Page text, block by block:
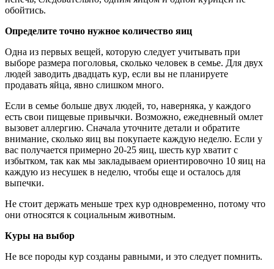
обойтись.
Определите точно нужное количество яиц
Одна из первых вещей, которую следует учитывать при
выборе размера поголовья, сколько человек в семье. Для двух
людей заводить двадцать кур, если вы не планируете
продавать яйца, явно слишком много.
Если в семье больше двух людей, то, наверняка, у каждого
есть свои пищевые привычки. Возможно, ежедневный омлет
вызовет аллергию. Сначала уточните детали и обратите
внимание, сколько яиц вы покупаете каждую неделю. Если у
вас получается примерно 20-25 яиц, шесть кур хватит с
избытком, так как мы закладываем ориентировочно 10 яиц на
каждую из несушек в неделю, чтобы еще и осталось для
выпечки.
Не стоит держать меньше трех кур одновременно, потому что
они относятся к социальным животным.
Куры на выбор
Не все породы кур созданы равными, и это следует помнить.